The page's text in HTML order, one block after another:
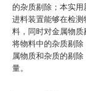
的杂质剔除；本实用
进料装置能够在检
料，同时对金属物
将物料中的杂质剔
属物质和杂质的剔
量。